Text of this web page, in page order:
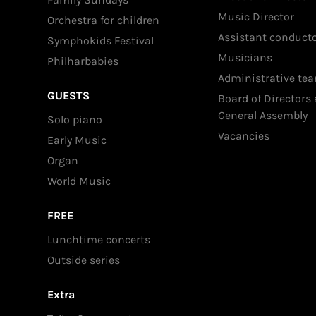
Orchestra for children
Symphokids Festival
Philharbabies
GUESTS
Solo piano
Early Music
Organ
World Music
FREE
Lunchtime concerts
Outside series
Extra
Music Director
Assistant
Musicians
Administrative
Board of Directors
General Assembly
Vacancies